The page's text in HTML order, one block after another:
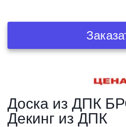
Доска из ДПК
Декинг из ДПК